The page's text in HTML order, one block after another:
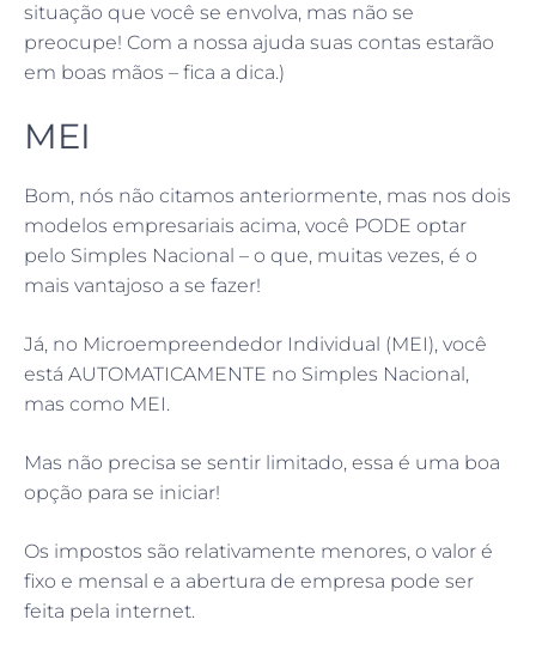
situação que você se envolva, mas não se
preocupe! Com a nossa ajuda suas contas estarão
em boas mãos – fica a dica.)
MEI
Bom, nós não citamos anteriormente, mas nos dois
modelos empresariais acima, você PODE optar
pelo Simples Nacional – o que, muitas vezes, é o
mais vantajoso a se fazer!
Já, no Microempreendedor Individual (MEI), você
está AUTOMATICAMENTE no Simples Nacional,
mas como MEI.
Mas não precisa se sentir limitado, essa é uma boa
opção para se iniciar!
Os impostos são relativamente menores, o valor é
fixo e mensal e a abertura de empresa pode ser
feita pela internet.